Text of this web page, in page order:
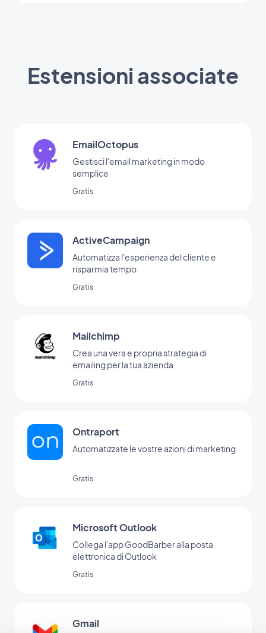
Estensioni associate
EmailOctopus
Gestisci l'email marketing in modo
semplice
Gratis
ActiveCampaign
Automatizza l'esperienza del cliente e
risparmia tempo
Gratis
Mailchimp
Crea una vera e propria strategia di
emailing per la tua azienda
Gratis
Ontraport
Automatizzate le vostre azioni di marketing
Gratis
Microsoft Outlook
Collega l'app GoodBarber alla posta
elettronica di Outlook
Gratis
Gmail